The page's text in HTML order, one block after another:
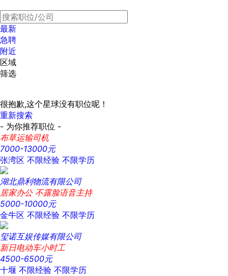
最新
急聘
附近
区域
筛选
很抱歉,这个星球没有职位呢！
重新搜索
- 为你推荐职位 -
布草运输司机
7000-13000元
张湾区 不限经验 不限学历
湖北鼎利物流有限公司
居家办公 不露脸语音主持
5000-10000元
金牛区 不限经验 不限学历
玺诺互娱传媒有限公司
新日电动车小时工
4500-6500元
十堰 不限经验 不限学历